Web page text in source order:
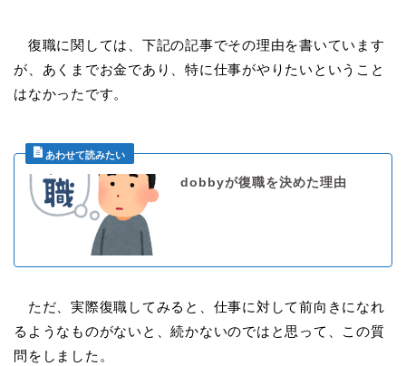
復職に関しては、下記の記事でその理由を書いています
が、あくまでお金であり、特に仕事がやりたいということ
はなかったです。
dobbyが復職を決めた理由
ただ、実際復職してみると、仕事に対して前向きになれ
るようなものがないと、続かないのではと思って、この質
問をしました。